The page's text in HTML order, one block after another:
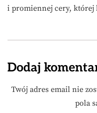
i promiennej cery, której
Dodaj
Twój adres email nie
pola